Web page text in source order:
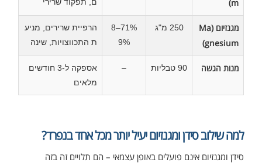
m)
מגנזיום (Ma
gnesium)
250 מ"ג
71%–8
9%
הרפיית שרירים, מניע
ת התכווצויות, שינה
מנות הגשה 90 טבליות –
אספקה ל-3 חודשים
מלאים
למה שילוב סידן ומגנזיום יעיל יותר מכל אחד בנפרד?
סידן ומגנזיום אינם פועלים באופן עצמאי – הם תלויים זה בזה